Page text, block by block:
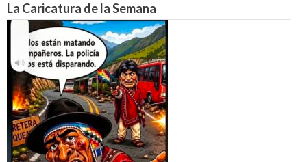
La Caricatura de la Semana